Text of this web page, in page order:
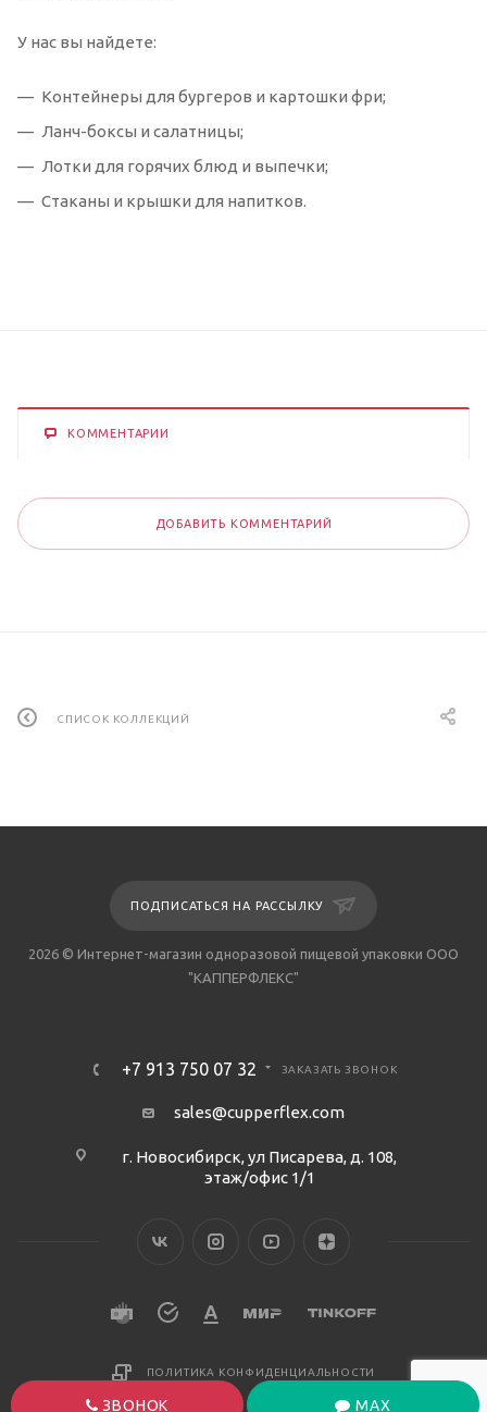
ЗВОНОК MAX
У нас вы найдете:
Контейнеры для бургеров и картошки фри;
Ланч-боксы и салатницы;
Лотки для горячих блюд и выпечки;
Стаканы и крышки для напитков.
КОММЕНТАРИИ
ДОБАВИТЬ КОММЕНТАРИЙ
СПИСОК КОЛЛЕКЦИЙ
ПОДПИСАТЬСЯ НА РАССЫЛКУ
2026 © Интернет-магазин одноразовой пищевой упаковки ООО
"КАППЕРФЛЕКС"
+7 913 750 07 32 ЗАКАЗАТЬ ЗВОНОК
sales@cupperflex.com
г. Новосибирск, ул Писарева, д. 108,
этаж/офис 1/1
ПОЛИТИКА КОНФИДЕНЦИАЛЬНОСТИ